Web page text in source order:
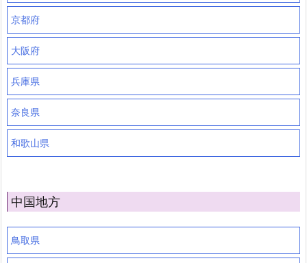
京都府
大阪府
兵庫県
奈良県
和歌山県
中国地方
鳥取県